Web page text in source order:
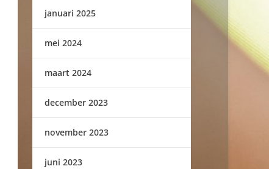
januari 2025
mei 2024
maart 2024
december 2023
november 2023
juni 2023